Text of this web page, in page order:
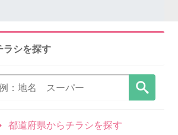
ラシを探す
都道府県からチラシを探す